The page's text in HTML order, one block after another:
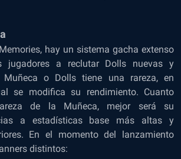
hay un sistema gacha extenso
jugadores a reclutar Dolls nuevas y
Muñeca o Dolls tiene una rareza, en
se modifica su rendimiento. Cuanto
de la Muñeca, mejor será su
a estadísticas base más altas y
En el momento del lanzamiento
distintos: